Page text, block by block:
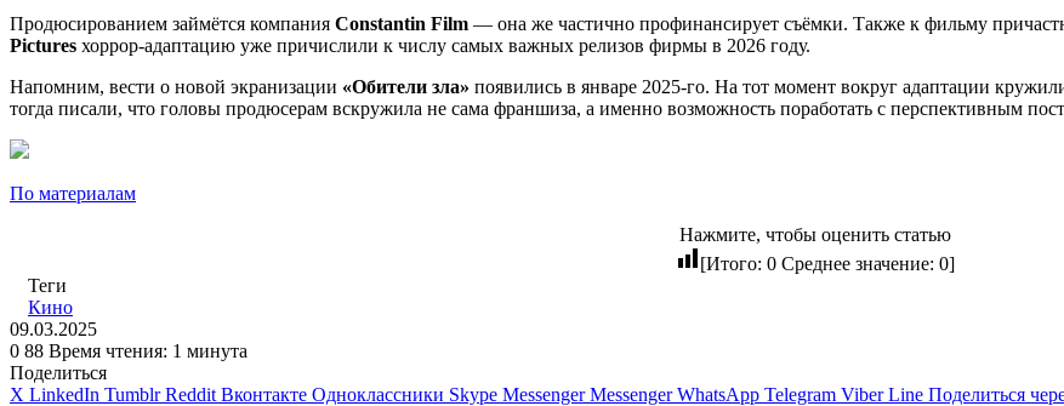
Продюсированием займётся компания Constantin Film — она же частично профинансирует съёмки. Также к фильму
Pictures хоррор-адаптацию уже причислили к числу самых важных релизов фирмы в 2026 году.
Напомним, вести о новой экранизации «Обители зла» появились в январе 2025-го. На тот момент вокруг адаптации
тогда писали, что головы продюсерам вскружила не сама франшиза, а именно возможность поработать с перспективным
По материалам
Нажмите, чтобы оценить статью
[Итого: 0 Среднее значение: 0]
Теги
Кино
09.03.2025
0 88 Время чтения: 1 минута
Поделиться
X LinkedIn Tumblr Reddit Вконтакте Одноклассники Skype Messenger Messenger WhatsApp Telegram Viber Line Поделиться